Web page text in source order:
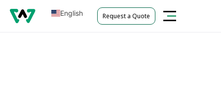
English Request a Quote